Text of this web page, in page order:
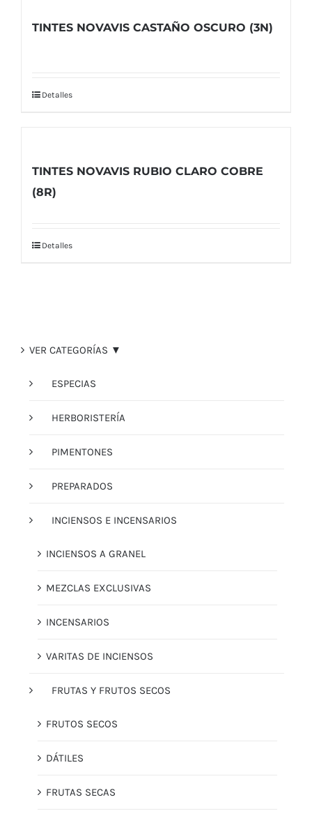
TINTES NOVAVIS CASTAÑO OSCURO (3N)
Detalles
TINTES NOVAVIS RUBIO CLARO COBRE
(8R)
Detalles
VER CATEGORÍAS ▼
ESPECIAS
HERBORISTERÍA
PIMENTONES
PREPARADOS
INCIENSOS E INCENSARIOS
INCIENSOS A GRANEL
MEZCLAS EXCLUSIVAS
INCENSARIOS
VARITAS DE INCIENSOS
FRUTAS Y FRUTOS SECOS
FRUTOS SECOS
DÁTILES
FRUTAS SECAS